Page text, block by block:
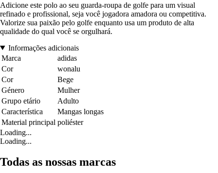
Adicione este polo ao seu guarda-roupa de golfe para um visual
refinado e profissional, seja você jogadora amadora ou competitiva.
Valorize sua paixão pelo golfe enquanto usa um produto de alta
qualidade do qual você se orgulhará.
Informações adicionais
Marca
adidas
Cor
wonalu
Cor
Bege
Género
Mulher
Grupo etário
Adulto
Característica
Mangas longas
Material principal poliéster
Loading...
Loading...
Todas as nossas marcas